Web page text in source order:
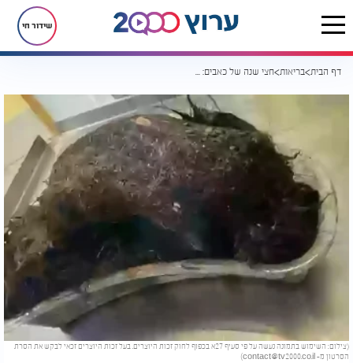
שידור חי
דף הבית בריאות חצי שנה של כאבים: והרופאים מצאו בבטנה של נערה משהו בלתי נתפס
(צילום: השימוש בתמונה נעשה על פי סעיף 27א בכפוף לחוק זכות היוצרים. בעל זכות היוצרים זכאי לבקש את הסרת
הסרטון מ-contact@tv2000.co.il
)